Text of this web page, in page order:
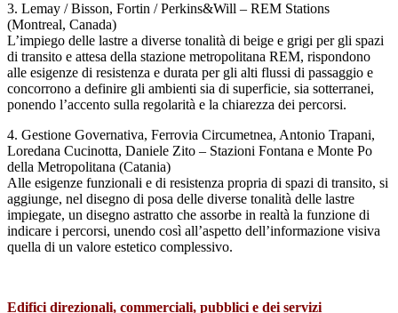
3. Lemay / Bisson, Fortin / Perkins&Will – REM Stations
(Montreal, Canada)
L’impiego delle lastre a diverse tonalità di beige e grigi per gli spazi
di transito e attesa della stazione metropolitana REM, rispondono
alle esigenze di resistenza e durata per gli alti flussi di passaggio e
concorrono a definire gli ambienti sia di superficie, sia sotterranei,
ponendo l’accento sulla regolarità e la chiarezza dei percorsi.
4. Gestione Governativa, Ferrovia Circumetnea, Antonio Trapani,
Loredana Cucinotta, Daniele Zito – Stazioni Fontana e Monte Po
della Metropolitana (Catania)
Alle esigenze funzionali e di resistenza propria di spazi di transito, si
aggiunge, nel disegno di posa delle diverse tonalità delle lastre
impiegate, un disegno astratto che assorbe in realtà la funzione di
indicare i percorsi, unendo così all’aspetto dell’informazione visiva
quella di un valore estetico complessivo.
Edifici direzionali, commerciali, pubblici e dei servizi